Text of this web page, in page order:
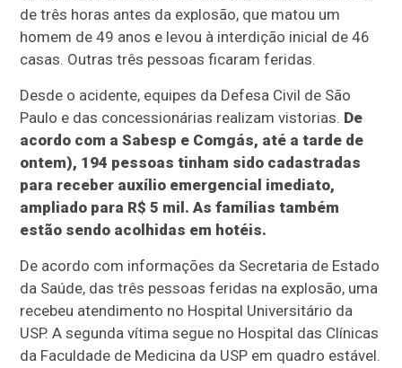
de três horas antes da explosão, que matou um
homem de 49 anos e levou à interdição inicial de 46
casas. Outras três pessoas ficaram feridas.
Desde o acidente, equipes da Defesa Civil de São
Paulo e das concessionárias realizam vistorias. De
acordo com a Sabesp e Comgás, até a tarde de
ontem), 194 pessoas tinham sido cadastradas
para receber auxílio emergencial imediato,
ampliado para R$ 5 mil. As famílias também
estão sendo acolhidas em hotéis.
De acordo com informações da Secretaria de Estado
da Saúde, das três pessoas feridas na explosão, uma
recebeu atendimento no Hospital Universitário da
USP. A segunda vítima segue no Hospital das Clínicas
da Faculdade de Medicina da USP em quadro estável.